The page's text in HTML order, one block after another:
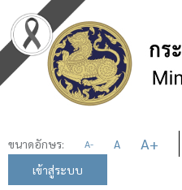
ขนาดอักษร: A- A A+
เข้าสู่ระบบ